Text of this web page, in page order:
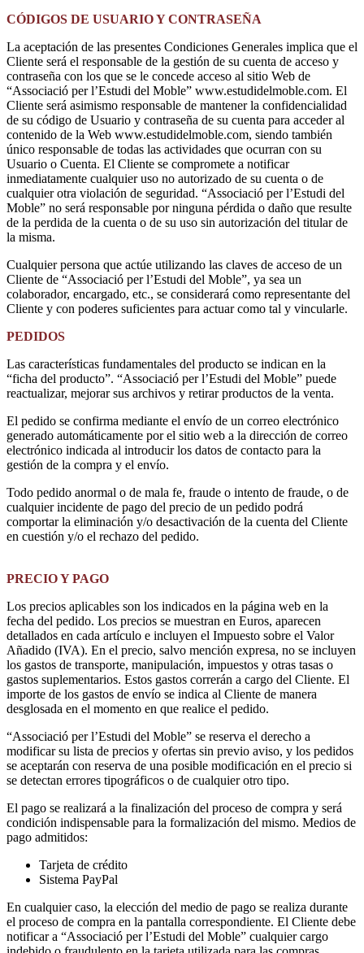
CÓDIGOS DE USUARIO Y CONTRASEÑA
La aceptación de las presentes Condiciones Generales implica que el
Cliente será el responsable de la gestión de su cuenta de acceso y
contraseña con los que se le concede acceso al sitio Web de
“Associació per l’Estudi del Moble” www.estudidelmoble.com. El
Cliente será asimismo responsable de mantener la confidencialidad
de su código de Usuario y contraseña de su cuenta para acceder al
contenido de la Web www.estudidelmoble.com, siendo también
único responsable de todas las actividades que ocurran con su
Usuario o Cuenta. El Cliente se compromete a notificar
inmediatamente cualquier uso no autorizado de su cuenta o de
cualquier otra violación de seguridad. “Associació per l’Estudi del
Moble” no será responsable por ninguna pérdida o daño que resulte
de la perdida de la cuenta o de su uso sin autorización del titular de
la misma.
Cualquier persona que actúe utilizando las claves de acceso de un
Cliente de “Associació per l’Estudi del Moble”, ya sea un
colaborador, encargado, etc., se considerará como representante del
Cliente y con poderes suficientes para actuar como tal y vincularle.
PEDIDOS
Las características fundamentales del producto se indican en la
“ficha del producto”. “Associació per l’Estudi del Moble” puede
reactualizar, mejorar sus archivos y retirar productos de la venta.
El pedido se confirma mediante el envío de un correo electrónico
generado automáticamente por el sitio web a la dirección de correo
electrónico indicada al introducir los datos de contacto para la
gestión de la compra y el envío.
Todo pedido anormal o de mala fe, fraude o intento de fraude, o de
cualquier incidente de pago del precio de un pedido podrá
comportar la eliminación y/o desactivación de la cuenta del Cliente
en cuestión y/o el rechazo del pedido.
PRECIO Y PAGO
Los precios aplicables son los indicados en la página web en la
fecha del pedido. Los precios se muestran en Euros, aparecen
detallados en cada artículo e incluyen el Impuesto sobre el Valor
Añadido (IVA). En el precio, salvo mención expresa, no se incluyen
los gastos de transporte, manipulación, impuestos y otras tasas o
gastos suplementarios. Estos gastos correrán a cargo del Cliente. El
importe de los gastos de envío se indica al Cliente de manera
desglosada en el momento en que realice el pedido.
“Associació per l’Estudi del Moble” se reserva el derecho a
modificar su lista de precios y ofertas sin previo aviso, y los pedidos
se aceptarán con reserva de una posible modificación en el precio si
se detectan errores tipográficos o de cualquier otro tipo.
El pago se realizará a la finalización del proceso de compra y será
condición indispensable para la formalización del mismo. Medios de
pago admitidos:
Tarjeta de crédito
Sistema PayPal
En cualquier caso, la elección del medio de pago se realiza durante
el proceso de compra en la pantalla correspondiente. El Cliente debe
notificar a “Associació per l’Estudi del Moble” cualquier cargo